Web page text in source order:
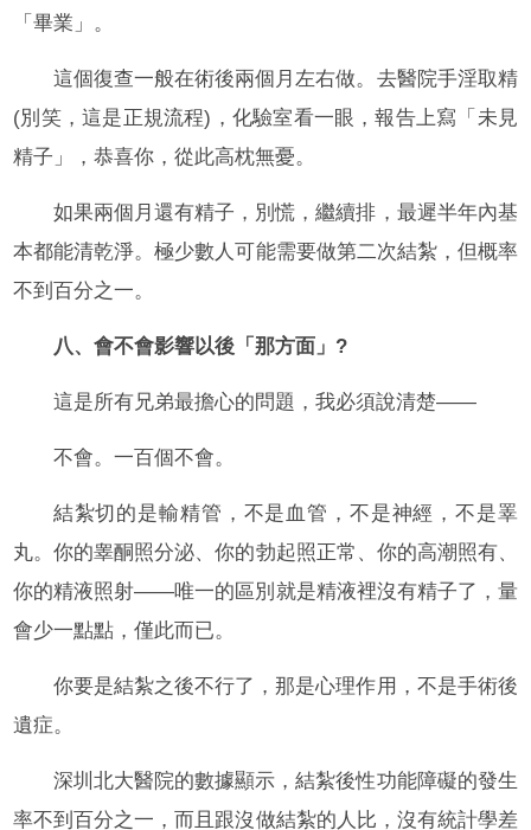
「畢業」。
這個復查一般在術後兩個月左右做。去醫院手淫取精
(別笑，這是正規流程)，化驗室看一眼，報告上寫「未見
精子」，恭喜你，從此高枕無憂。
如果兩個月還有精子，別慌，繼續排，最遲半年內基
本都能清乾淨。極少數人可能需要做第二次結紮，但概率
不到百分之一。
八、會不會影響以後「那方面」?
這是所有兄弟最擔心的問題，我必須說清楚——
不會。一百個不會。
結紮切的是輸精管，不是血管，不是神經，不是睪
丸。你的睾酮照分泌、你的勃起照正常、你的高潮照有、
你的精液照射——唯一的區別就是精液裡沒有精子了，量
會少一點點，僅此而已。
你要是結紮之後不行了，那是心理作用，不是手術後
遺症。
深圳北大醫院的數據顯示，結紮後性功能障礙的發生
率不到百分之一，而且跟沒做結紮的人比，沒有統計學差